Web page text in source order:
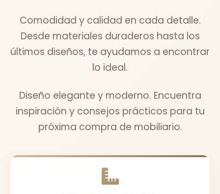
Comodidad y calidad en cada detalle.
Desde materiales duraderos hasta los
últimos diseños, te ayudamos a encontrar
lo ideal.
Diseño elegante y moderno. Encuentra
inspiración y consejos prácticos para tu
próxima compra de mobiliario.